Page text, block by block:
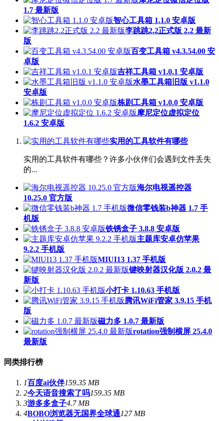
1.7 最新版
智心工具箱 1.1.0 安卓版
李跳跳2.2正式版 2.2 最新
版
百变工具箱 v4.3.54.00 安
卓版
吉祥工具箱 v1.0.1 安卓版
水墨工具箱旧版 v1.1.0
安卓版
栋剧工具箱 v1.0.0 安卓版
摩尼定位虚拟定位
1.6.2 安卓版
实用的工具软件有哪些
实用的工具软件有哪些？许多小伙伴们会遇到文件丢失
的...
海尔电视遥控器
10.25.0 官方版
微信零钱装b神器 1.7 手
机版
铁锈盒子 3.8.8 安卓版
主题库安卓仿苹果
9.2.2 手机版
MIUI13 1.37 手机版
键映射器汉化版 2.0.2 最
新版
小打卡 1.10.63 手机版
腾讯WiFi管家 3.9.15 手机
版
磁力多 1.0.7 最新版
rotation强制横屏 25.4.0
最新版
同类排行榜
1百度ai伙伴159.35 MB
2今天语音搜索了吗159.35 MB
3游多多盒子4.7 MB
4BOBO浏览器无国界全球通127 MB